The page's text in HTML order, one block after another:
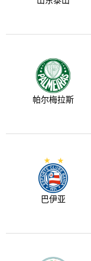
帕尔梅拉斯
巴伊亚